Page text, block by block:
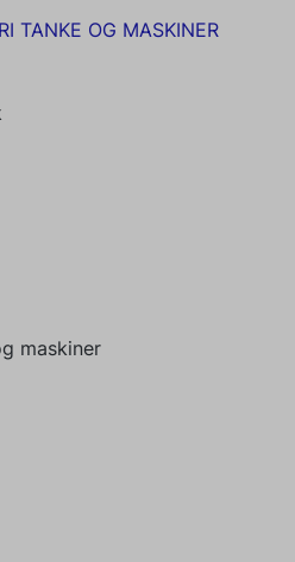
TANKE OG MASKINER
maskiner